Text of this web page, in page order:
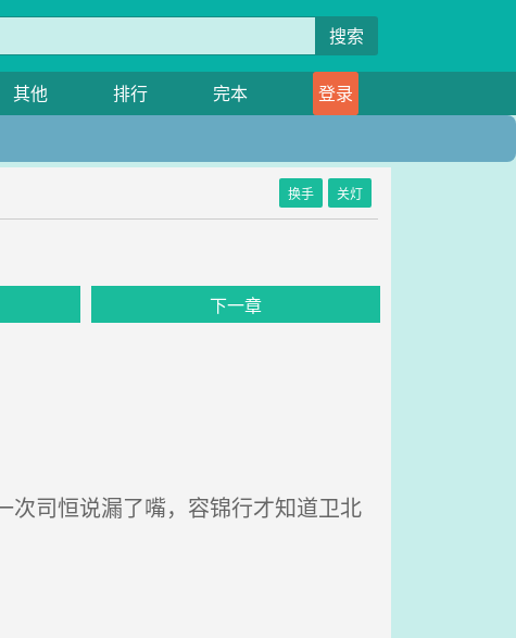
搜索
其他 排行 完本
登录
换手 关灯
下一章
司恒说漏了嘴，容锦行才知道卫北